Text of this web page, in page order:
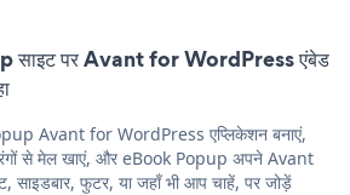
साइट पर Avant for WordPress एंबेड
Avant for WordPress एप्लिकेशन बनाएं,
से मेल खाएं, और eBook Popup अपने Avant
साइडबार, फुटर, या जहाँ भी आप चाहें, पर जोड़ें